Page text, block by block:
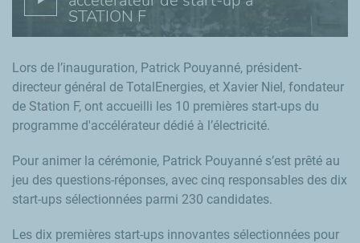
STATION F
Lors de l’inauguration, Patrick Pouyanné, président-
directeur général de TotalEnergies, et Xavier Niel, fondateur
de Station F, ont accueilli les 10 premières start-ups du
programme d'accélérateur dédié à l’électricité.
Pour animer la cérémonie, Patrick Pouyanné s’est prêté au
jeu des questions-réponses, avec cinq responsables des dix
start-ups sélectionnées parmi 230 candidates.
Les dix premières start-ups innovantes sélectionnées pour